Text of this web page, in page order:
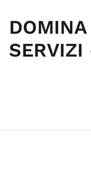
SERVIZI